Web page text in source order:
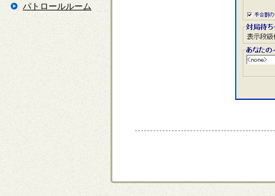
パトロールルーム